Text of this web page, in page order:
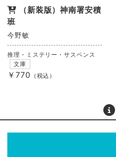
（新装版）神南署安積
班
今野敏
推理・ミステリー・サスペンス
文庫
￥770 （税込）